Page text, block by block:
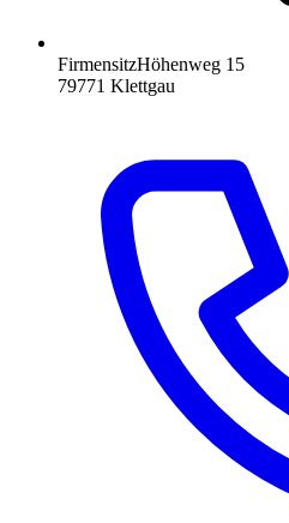
FirmensitzHöhenweg 15
79771 Klettgau